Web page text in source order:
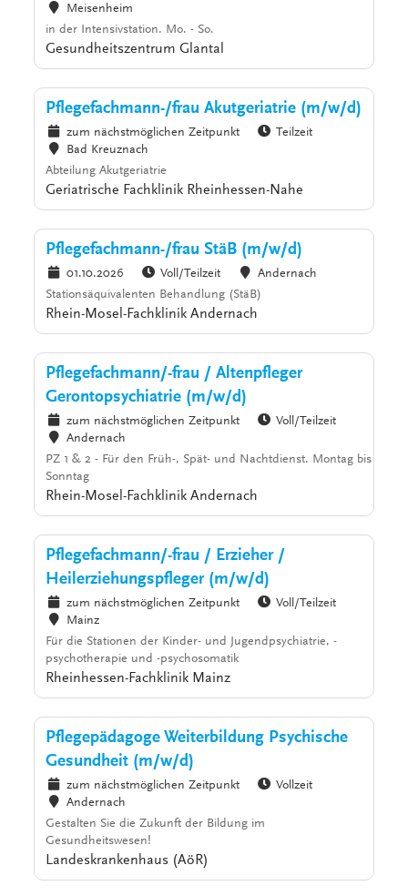
Meisenheim
in der Intensivstation. Mo. - So.
Gesundheitszentrum Glantal
Pflegefachmann-/frau Akutgeriatrie (m/w/d)
zum nächstmöglichen Zeitpunkt
Teilzeit
Bad Kreuznach
Abteilung Akutgeriatrie
Geriatrische Fachklinik Rheinhessen-Nahe
Pflegefachmann-/frau StäB (m/w/d)
01.10.2026 Voll/Teilzeit
Andernach
Stationsäquivalenten Behandlung (StäB)
Rhein-Mosel-Fachklinik Andernach
Pflegefachmann/-frau / Altenpfleger
Gerontopsychiatrie (m/w/d)
zum nächstmöglichen Zeitpunkt
Voll/Teilzeit
Andernach
PZ 1 & 2 - Für den Früh-, Spät- und Nachtdienst. Montag bis
Sonntag
Rhein-Mosel-Fachklinik Andernach
Pflegefachmann/-frau / Erzieher /
Heilerziehungspfleger (m/w/d)
zum nächstmöglichen Zeitpunkt
Voll/Teilzeit
Mainz
Für die Stationen der Kinder- und Jugendpsychiatrie, -
psychotherapie und -psychosomatik
Rheinhessen-Fachklinik Mainz
Pflegepädagoge Weiterbildung Psychische
Gesundheit (m/w/d)
zum nächstmöglichen Zeitpunkt
Vollzeit
Andernach
Gestalten Sie die Zukunft der Bildung im
Gesundheitswesen!
Landeskrankenhaus (AöR)